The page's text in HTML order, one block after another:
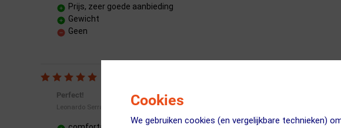
Cookies
We gebruiken cookies (en vergelijkbare technieken)
Prijs, zeer goede aanbieding
Gewicht
Geen
Perfect!
Leonardo Serrano 18 maart 2023
Zit goed,